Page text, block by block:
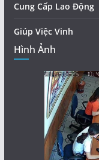
Cung Cấp Lao Động
Giúp Việc Vinh
Hình Ảnh